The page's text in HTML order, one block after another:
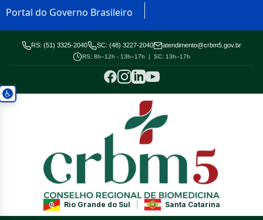
Portal do Governo Brasileiro
RS: (51) 3325-2040 SC: (48) 3227-2040 atendimento@crbm5.gov.br
RS: 8h–12h - 13h–17h | SC: 13h–17h
Rio Grande do Sul Santa Catarina